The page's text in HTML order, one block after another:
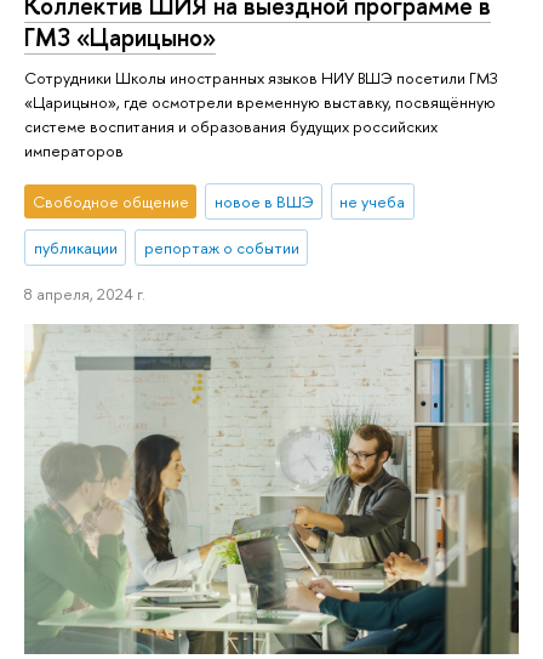
ГМЗ «Царицыно»
Сотрудники Школы иностранных языков НИУ ВШЭ посетили ГМЗ
«Царицыно», где осмотрели временную выставку, посвящённую
системе воспитания и образования будущих российских
императоров
Свободное общение новое в ВШЭ не учеба
публикации репортаж о событии
8 апреля, 2024 г.